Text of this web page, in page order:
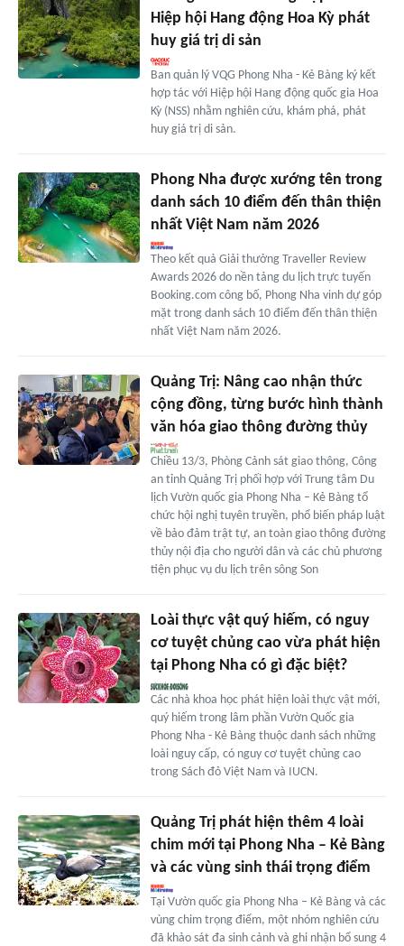
Hiệp hội Hang động Hoa Kỳ phát
huy giá trị di sản
Ban quản lý VQG Phong Nha - Kẻ Bàng ký kết
hợp tác với Hiệp hội Hang động quốc gia Hoa
Kỳ (NSS) nhằm nghiên cứu, khám phá, phát
huy giá trị di sản.
Phong Nha được xướng tên trong
danh sách 10 điểm đến thân thiện
nhất Việt Nam năm 2026
Theo kết quả Giải thưởng Traveller Review
Awards 2026 do nền tảng du lịch trực tuyến
Booking.com công bố, Phong Nha vinh dự góp
mặt trong danh sách 10 điểm đến thân thiện
nhất Việt Nam năm 2026.
Quảng Trị: Nâng cao nhận thức
cộng đồng, từng bước hình thành
văn hóa giao thông đường thủy
Chiều 13/3, Phòng Cảnh sát giao thông, Công
an tỉnh Quảng Trị phối hợp với Trung tâm Du
lịch Vườn quốc gia Phong Nha – Kẻ Bàng tổ
chức hội nghị tuyên truyền, phổ biến pháp luật
về bảo đảm trật tự, an toàn giao thông đường
thủy nội địa cho người dân và các chủ phương
tiện phục vụ du lịch trên sông Son
Loài thực vật quý hiếm, có nguy
cơ tuyệt chủng cao vừa phát hiện
tại Phong Nha có gì đặc biệt?
Các nhà khoa học phát hiện loài thực vật mới,
quý hiếm trong lâm phần Vườn Quốc gia
Phong Nha - Kẻ Bàng thuộc danh sách những
loài nguy cấp, có nguy cơ tuyệt chủng cao
trong Sách đỏ Việt Nam và IUCN.
Quảng Trị phát hiện thêm 4 loài
chim mới tại Phong Nha – Kẻ Bàng
và các vùng sinh thái trọng điểm
Tại Vườn quốc gia Phong Nha – Kẻ Bàng và các
vùng chim trọng điểm, một nhóm nghiên cứu
đã khảo sát đa sinh cảnh và ghi nhận bổ sung 4